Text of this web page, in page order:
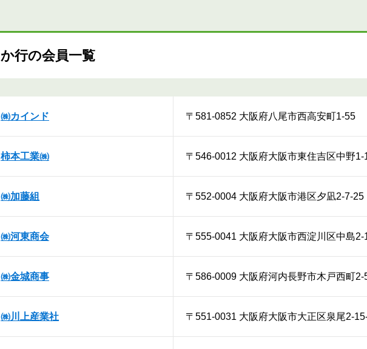
か行の会員一覧
㈱カインド 〒581-0852 大阪府八尾市西高安町1-55
柿本工業㈱ 〒546-0012 大阪府大阪市東住吉区中野1-
㈱加藤組 〒552-0004 大阪府大阪市港区夕凪2-7-25
㈱河東商会 〒555-0041 大阪府大阪市西淀川区中島2-
㈱金城商事 〒586-0009 大阪府河内長野市木戸西町2-
㈱川上産業社 〒551-0031 大阪府大阪市大正区泉尾2-